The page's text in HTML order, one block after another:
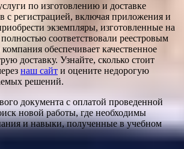
по изготовлению и доставке
с регистрацией, включая приложения и
экземпляры, изготовленные на
соответствовали реестровым
обеспечивает качественное
доставку. Узнайте, сколько стоит
наш сайт и оцените недорогую
решений.
документа с оплатой проведенной
новой работы, где необходимы
и навыки, полученные в учебном